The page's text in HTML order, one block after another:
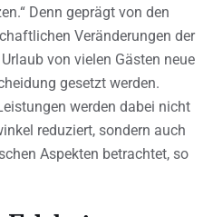
Denn geprägt von den
Veränderungen der
von vielen Gästen neue
gesetzt werden.
werden dabei nicht
reduziert, sondern auch
Aspekten betrachtet, so